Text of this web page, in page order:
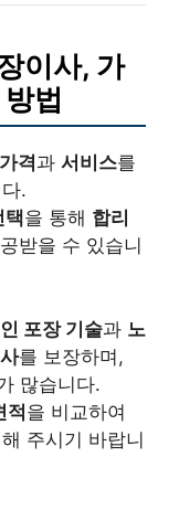
이사, 가
법
가격과 서비스를
.
택을 통해 합리
받을 수 있습니
포장 기술과 노
를 보장하며,
많습니다.
적을 비교하여
주시기 바랍니